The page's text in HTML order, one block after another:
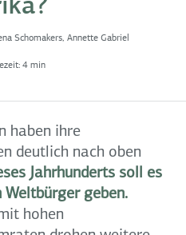
Schomakers, Annette Gabriel
4 min
haben ihre
deutlich nach oben
Jahrhunderts soll es
geben.
hohen